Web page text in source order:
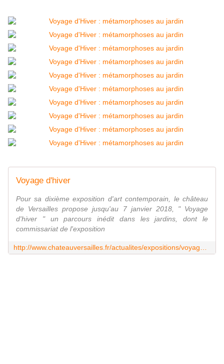
Voyage d'hiver
Pour sa dixième exposition d'art contemporain, le château
de Versailles propose jusqu'au 7 janvier 2018, " Voyage
d'hiver " un parcours inédit dans les jardins, dont le
commissariat de l'exposition